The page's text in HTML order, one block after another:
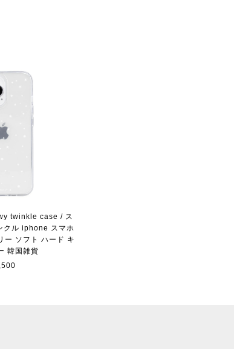
twinkle case / ス
クル iphone スマホ
ー ソフト ハード キ
韓国雑貨